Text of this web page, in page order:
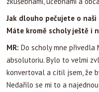
Jak dlouho pečujete o
Máte kromě scholy ještě i
MR: Do scholy mne přivedla
absolutoriu. Bylo to velmi
konvertoval a cítil jsem, že
Nedařilo se mi to a